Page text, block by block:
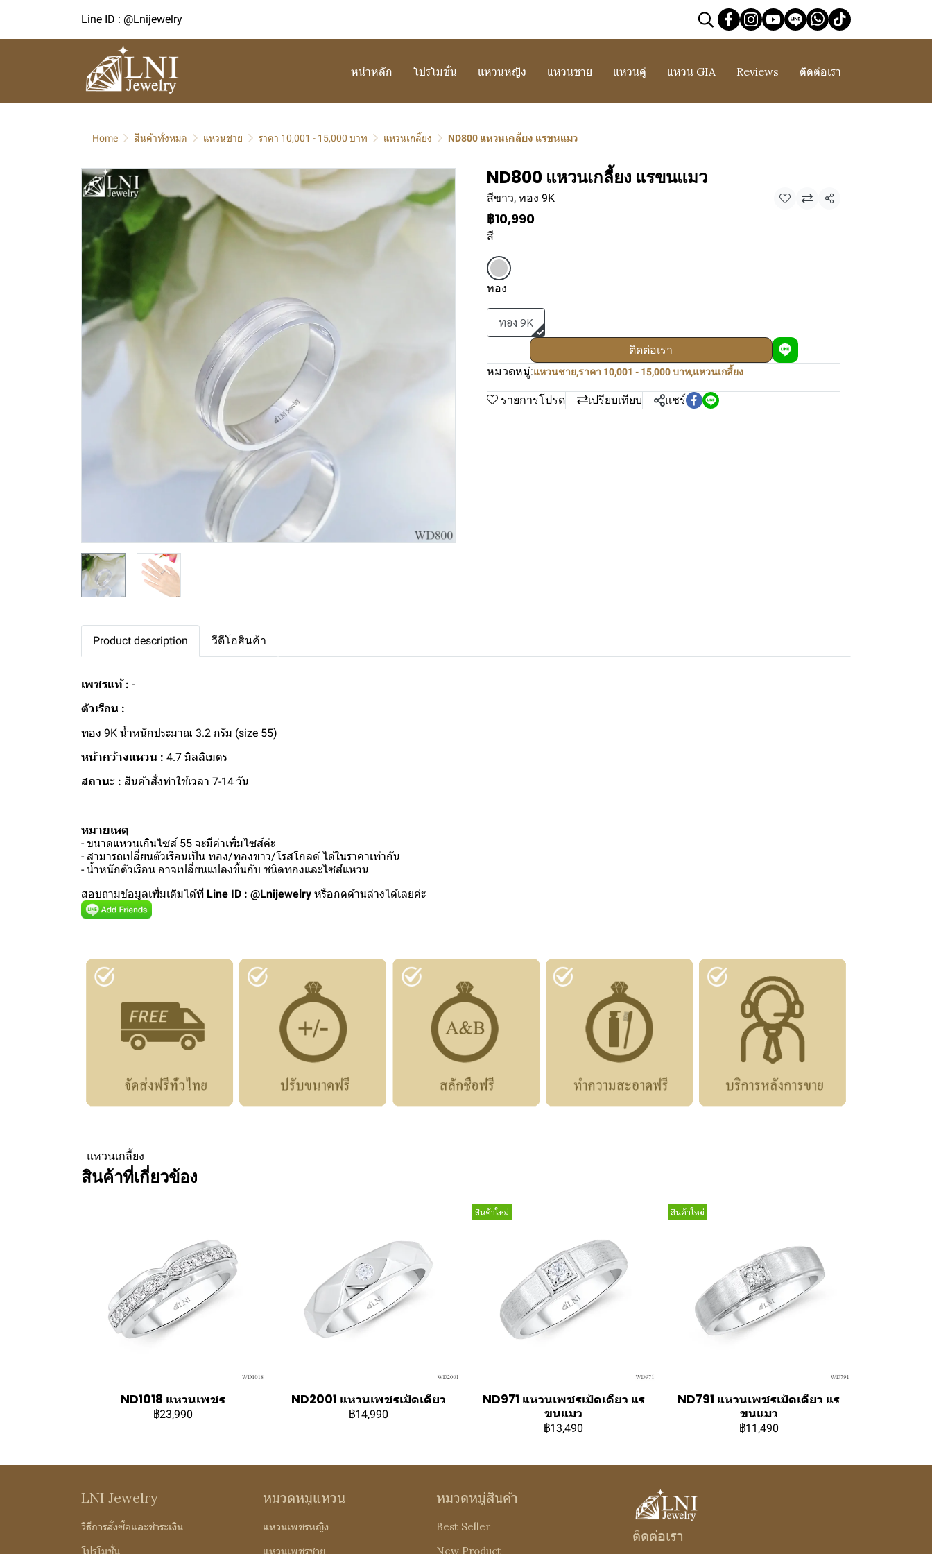
Line ID : @Lnijewelry
หน้าหลัก โปรโมชั่น แหวนหญิง แหวนชาย แหวนคู่ แหวน GIA Reviews ติดต่อเรา
Home สินค้าทั้งหมด แหวนชาย ราคา 10,001 - 15,000 บาท แหวนเกลี้ยง ND800 แหวนเกลี้ยง แรขนแมว
ND800 แหวนเกลี้ยง แรขนแมว
สีขาว, ทอง 9K แชร์
฿10,990
สี
ทอง
ทอง 9K
ติดต่อเรา
หมวดหมู่:แหวนชาย,ราคา 10,001 - 15,000 บาท,แหวนเกลี้ยง
รายการโปรด เปรียบเทียบ แชร์
Product description วีดีโอสินค้า
เพชรแท้ : -
ตัวเรือน :
ทอง 9K น้ำหนักประมาณ 3.2 กรัม (size 55)
หน้ากว้างแหวน : 4.7 มิลลิเมตร
สถานะ : สินค้าสั่งทำใช้เวลา 7-14 วัน
หมายเหตุ
- ขนาดแหวนเกินไซส์ 55 จะมีค่าเพิ่มไซส์ค่ะ
- สามารถเปลี่ยนตัวเรือนเป็น ทอง/ทองขาว/โรสโกลด์ ได้ในราคาเท่ากัน
- น้ำหนักตัวเรือน อาจเปลี่ยนแปลงขึ้นกับ ชนิดทองและไซส์แหวน
สอบถามข้อมูลเพิ่มเติมได้ที่ Line ID : @Lnijewelry หรือกดด้านล่างได้เลยค่ะ
แหวนเกลี้ยง
สินค้าที่เกี่ยวข้อง
ND1018 แหวนเพชร
฿23,990
ND2001 แหวนเพชรเม็ดเดียว
฿14,990
สินค้าใหม่
ND971 แหวนเพชรเม็ดเดียว แร
ขนแมว
฿13,490
สินค้าใหม่
ND791 แหวนเพชรเม็ดเดียว แร
ขนแมว
฿11,490
LNI Jewelry
วิธีการสั่งซื้อและชำระเงิน
โปรโมชั่น
หมวดหมู่แหวน
แหวนเพชรหญิง
แหวนเพชรชาย
หมวดหมู่สินค้า
Best Seller
New Product
ติดต่อเรา